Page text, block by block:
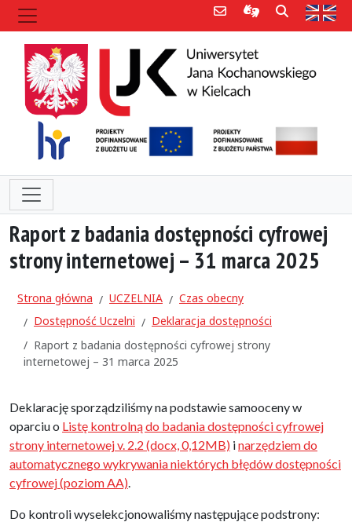
Poczta e-mailInformacje dla
Szukaj
Raport z badania dostępności cyfrowej
strony internetowej – 31 marca 2025
Strona główna UCZELNIA
Czas obecny
Dostępność Uczelni
Deklaracja dostępności
Raport z badania dostępności cyfrowej strony
internetowej – 31 marca 2025
Deklarację sporządziliśmy na podstawie samooceny w
oparciu o Listę kontrolną do badania dostępności cyfrowej
strony internetowej v. 2.2 (docx, 0,12MB) inarzędziem do
automatycznego wykrywania niektórych błędów dostępności
cyfrowej (poziom AA).
Do kontroli wyselekcjonowaliśmy następujące podstrony: